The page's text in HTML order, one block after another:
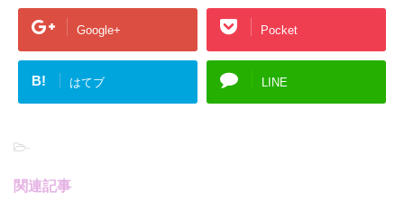
Google+ Pocket
B! はてブ LINE
-
関連記事